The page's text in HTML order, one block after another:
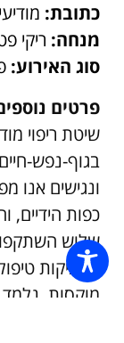
כתובת:
מנחה: ריקי
סוג האירוע:
פרטים
שיטת ריפוי
בגוף-נפש-
ונגישים אנו
כפות הידיים,
שלוש
וטכניקות
מוקסות.